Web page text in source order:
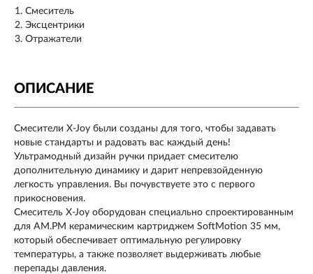
Смеситель
Эксцентрики
Отражатели
ОПИСАНИЕ
Смесители X-Joy были созданы для того, чтобы задавать
новые стандарты и радовать вас каждый день!
Ультрамодный дизайн ручки придает смесителю
дополнительную динамику и дарит непревзойденную
легкость управления. Вы почувствуете это с первого
прикосновения.
Смеситель X-Joy оборудован специально спроектированным
для AM.PM керамическим картриджем SoftMotion 35 мм,
который обеспечивает оптимальную регулировку
температуры, а также позволяет выдерживать любые
перепады давления.